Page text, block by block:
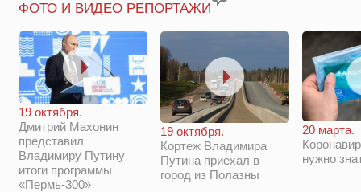
ФОТО И ВИДЕО РЕПОРТАЖИ
19 октября.
Дмитрий Махонин
представил
Владимиру Путину
итоги программы
«Пермь-300»
19 октября.
Кортеж Владимира
Путина приехал в
город из Полазны
20 марта.
нужно